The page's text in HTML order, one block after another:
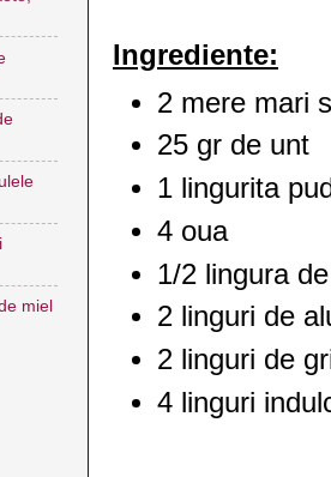
Ingrediente:
2 mere mari
25 gr de unt
1 lingurita
4 oua
1/2 lingura
2 linguri de
2 linguri de
4 linguri
miel